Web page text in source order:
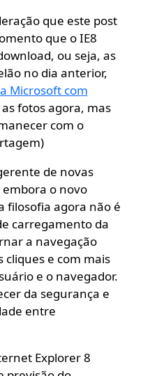
que este post
que o IE8
ou seja, as
no dia anterior,
Microsoft com
fotos agora, mas
com o
de novas
o novo
filosofia agora não é
carregamento da
a navegação
cliques e com mais
e o navegador.
da segurança e
entre
Explorer 8